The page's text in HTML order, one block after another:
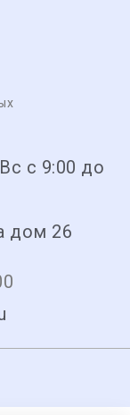
с 9:00 до
дом 26